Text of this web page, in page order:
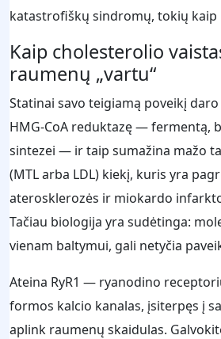
katastrofiškų sindromų, tokių kaip
Kaip cholesterolio
raumenų „vartu“
Statinai savo teigiamą poveikį daro
HMG-CoA reduktazę — fermentą,
sintezei — ir taip sumažina mažo
(MTL arba LDL) kiekį, kuris yra
aterosklerozės ir miokardo
Tačiau biologija yra sudėtinga:
vienam baltymui, gali netyčia
Ateina RyR1 — ryanodino
formos kalcio kanalas, įsiterpęs į
aplink raumenų skaidulas.